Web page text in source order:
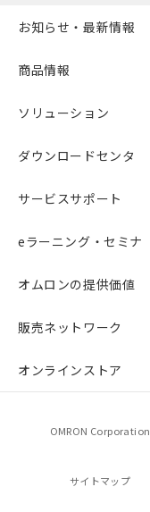
お知らせ・最新情報
商品情報
ソリューション
ダウンロードセンタ
サービスサポート
eラーニング・セミナ
オムロンの提供価値
販売ネットワーク
オンラインストア
OMRON Corporation
サイトマップ